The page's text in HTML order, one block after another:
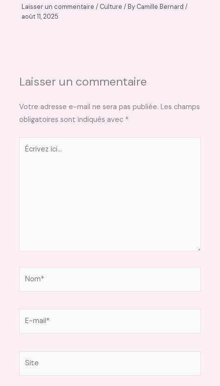
Laisser un commentaire / Culture / By Camille Bernard/
août 11, 2025
Laisser un commentaire
Votre adresse e-mail ne sera pas publiée. Les champs
obligatoires sont indiqués avec *
Écrivez